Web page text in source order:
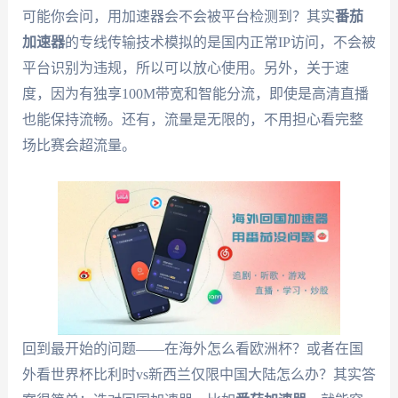
可能你会问，用加速器会不会被平台检测到？其实番茄
加速器的专线传输技术模拟的是国内正常IP访问，不会被
平台识别为违规，所以可以放心使用。另外，关于速
度，因为有独享100M带宽和智能分流，即使是高清直播
也能保持流畅。还有，流量是无限的，不用担心看完整
场比赛会超流量。
回到最开始的问题——在海外怎么看欧洲杯？或者在国
外看世界杯比利时vs新西兰仅限中国大陆怎么办？其实答